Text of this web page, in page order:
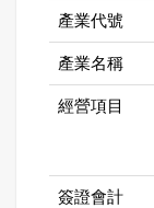
產業代號
產業名稱
經營項目
簽證會計